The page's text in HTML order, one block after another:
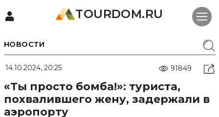
TOURDOM.RU
НОВОСТИ
14.10.2024, 20:25 91849
«Ты просто бомба!»: туриста,
похвалившего жену, задержали в
аэропорту